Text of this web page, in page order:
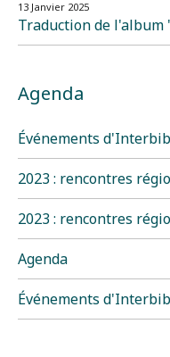
13 Janvier 2025
Traduction de l'album
Agenda
Événements
2023 : rencontres
2023 : rencontres
Agenda
Événements